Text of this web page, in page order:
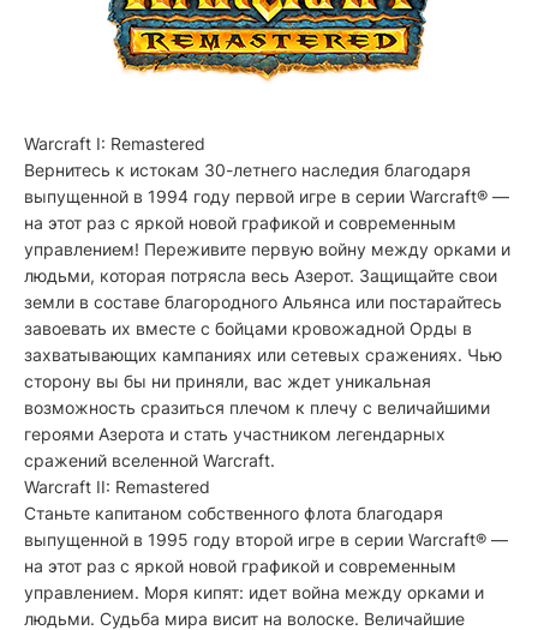
Warcraft I: Remastered
Вернитесь к истокам 30-летнего наследия благодаря
выпущенной в 1994 году первой игре в серии Warcraft® —
на этот раз с яркой новой графикой и современным
управлением! Переживите первую войну между орками и
людьми, которая потрясла весь Азерот. Защищайте свои
земли в составе благородного Альянса или постарайтесь
завоевать их вместе с бойцами кровожадной Орды в
захватывающих кампаниях или сетевых сражениях. Чью
сторону вы бы ни приняли, вас ждет уникальная
возможность сразиться плечом к плечу с величайшими
героями Азерота и стать участником легендарных
сражений вселенной Warcraft.
Warcraft II: Remastered
Станьте капитаном собственного флота благодаря
выпущенной в 1995 году второй игре в серии Warcraft® —
на этот раз с яркой новой графикой и современным
управлением. Моря кипят: идет война между орками и
людьми. Судьба мира висит на волоске. Величайшие